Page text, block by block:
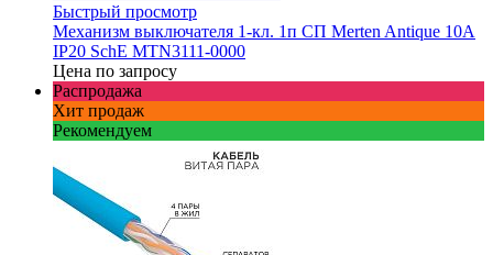
Быстрый просмотр
Механизм выключателя 1-кл. 1п СП Merten Antique 10А
IP20 SchE MTN3111-0000
Цена по запросу
Распродажа
Хит продаж
Рекомендуем